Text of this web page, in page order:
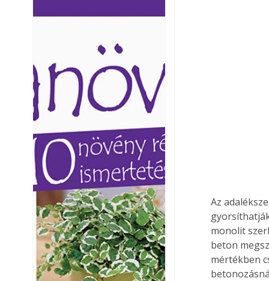
Az
monolit
beton
mértékben